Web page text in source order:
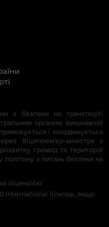
з безпеки на транспорті
органом виконавчої
і координується
Віцепрем’єр-міністра з
громад та територій
політику з питань безпеки на
ліцензією
International license, якщо